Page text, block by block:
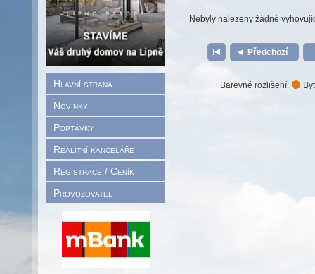
Hlavní strana
Novinky
Poptávky
Realitní kanceláře
Registrace / Ceník
Provozovatel
Nebyly nalezeny žádné
Předchozí
Barevné rozlišení: